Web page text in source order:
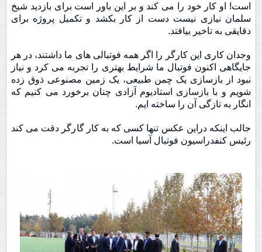
است! او کار خود را می کند و بر این باور است برای بازدید شیخ
سلمان نیازی نیست دست از کار بکشد و تکمیل پروژه برای
دقایقی به تاخیر بیافتد.
وجدان کاری این کارگر را اگر همه فوتبالی های ما داشتند، در هر
جایگاهی اکنون فوتبال ما شرایط بهتری را تجربه می کرد و نیاز
نبود از بازسازی یک چمن طبیعی، یک زمین مصنوعی ذوق زده
شویم و با بازسازی استادیوم آزادی چنان برخورد می کنیم که
انگار به تازگی آن را ساخته ایم.
جالب اینکه دراین عکس تنها کسی که به کار گارگر دقت می کند
رئیس کنفدراسیون فوتبال آسیا است.